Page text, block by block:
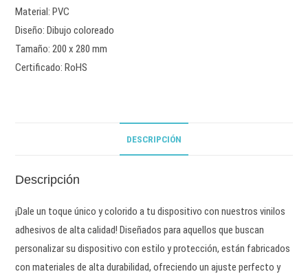
Material: PVC
Diseño: Dibujo coloreado
Tamaño: 200 x 280 mm
Certificado: RoHS
DESCRIPCIÓN
Descripción
¡Dale un toque único y colorido a tu dispositivo con nuestros vinilos
adhesivos de alta calidad! Diseñados para aquellos que buscan
personalizar su dispositivo con estilo y protección, están fabricados
con materiales de alta durabilidad, ofreciendo un ajuste perfecto y